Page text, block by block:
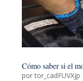
Cómo saber si el
portor_cadFUVXjp